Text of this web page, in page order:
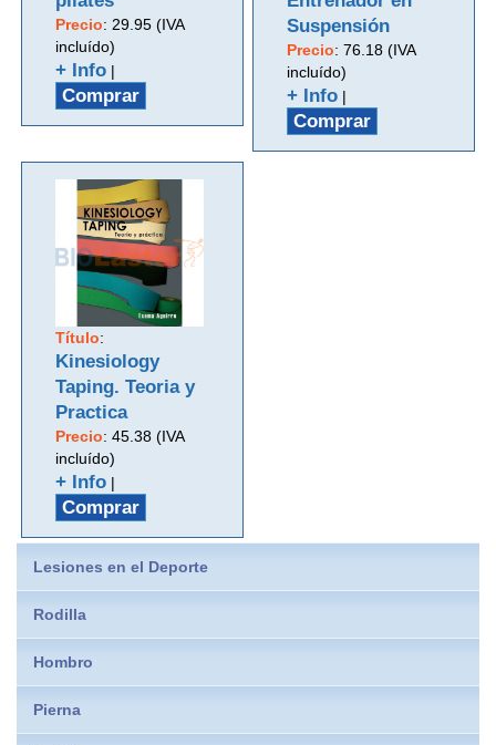
Precio:29.95 (IVA
incluído)
+ Info |
Comprar
Suspensión
Precio:76.18 (IVA
incluído)
+ Info |
Comprar
Título:
Kinesiology
Taping. Teoria y
Practica
Precio:45.38 (IVA
incluído)
+ Info |
Comprar
Lesiones en el Deporte
Rodilla
Hombro
Pierna